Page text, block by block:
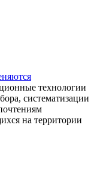
технологии
систематизации
на территории